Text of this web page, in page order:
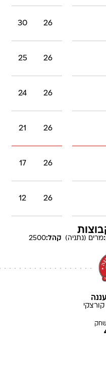
26
30
26
25
26
24
26
21
26
17
26
12
מרים (נתניה) קהל:2500
קורצקי